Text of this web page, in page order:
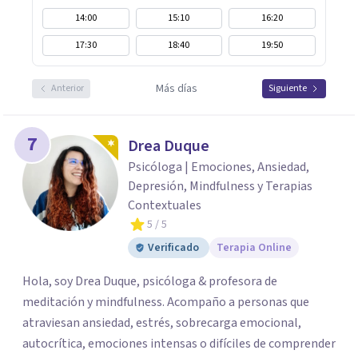
14:00 15:10
16:20
17:30
18:40 19:50
Anterior Más días Siguiente
7 Drea Duque
Psicóloga | Emociones, Ansiedad,
Depresión, Mindfulness y Terapias
Contextuales
5 / 5
Verificado
Terapia Online
Hola, soy Drea Duque, psicóloga & profesora de
meditación y mindfulness. Acompaño a personas que
atraviesan ansiedad, estrés, sobrecarga emocional,
autocrítica, emociones intensas o difíciles de comprender